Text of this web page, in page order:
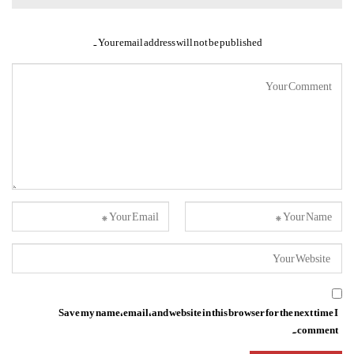
Your email address will not be published.
Save my name, email, and website in this browser for the next time I
comment.